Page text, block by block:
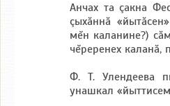
Анчах та çакна
çыхăннă
мĕн каланине?)
чĕреренех каланă,
Ф. Т. Улендеева
унашкал